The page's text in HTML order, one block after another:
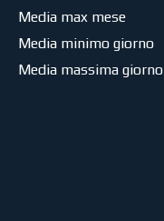
Media max mese
Media minimo giorno
Media massima giorno